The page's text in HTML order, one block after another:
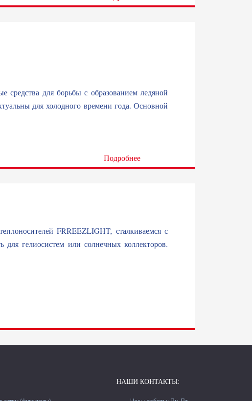
средства для борьбы с образованием ледяной
для холодного времени года. Основной
Подробнее
FRREEZLIGHT, сталкиваемся с
для гелиосистем или солнечных коллекторов.
НАШИ КОНТАКТЫ: